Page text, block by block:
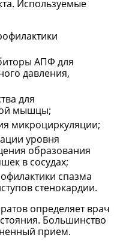
Используемые
АПФ для
давления,
для
мышцы;
микроциркуляции;
уровня
образования
в сосудах;
спазма
стенокардии.
определяет врач
Большинство
прием.